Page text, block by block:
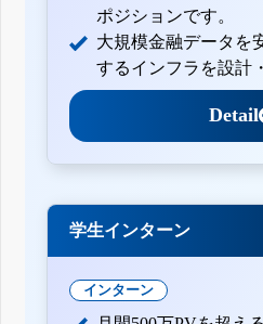
ポジションです。
大規模金融データを
するインフラを設計
Detail
学生インターン
インターン